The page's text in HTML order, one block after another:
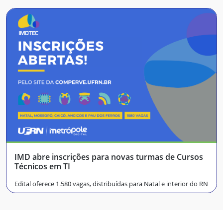
IMD abre inscrições para novas turmas de Cursos
Técnicos em TI
Edital oferece 1.580 vagas, distribuídas para Natal e interior do RN